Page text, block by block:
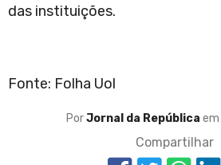
das instituições.
Fonte: Folha Uol
PorJornal da República em
Compartilhar